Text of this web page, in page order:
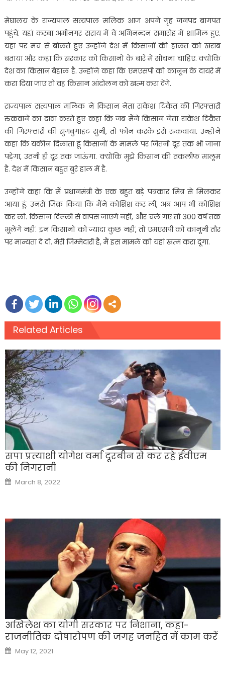
मेघालय के राज्यपाल सत्यपाल मलिक आज अपने गृह जनपद बागपत
पहुंचे. यहां कस्बा अमीनगर सराय में वे अभिनन्दन समारोह में शामिल हुए.
यहां पर मंच से बोलते हुए उन्होंने देश में किसानों की हालत को खराब
बताया और कहा कि सरकार को किसानों के बारे में सोचना चाहिए. क्योंकि
देश का किसान बेहाल है. उन्होंने कहा कि एमएसपी को कानून के दायरे में
करा दिया जाए तो वह किसान आंदोलन को खत्म करा देंगे.
राज्यपाल सत्यपाल मलिक ने किसान नेता राकेश टिकैत की गिरफ्तारी
रुकवाने का दावा करते हुए कहा कि जब मैंने किसान नेता राकेश टिकैत
की गिरफ्तारी की सुगबुगाहट सुनी, तो फोन करके इसे रुकवाया. उन्होंने
कहा कि यकीन दिलाता हूं किसानों के मामले पर जितनी दूर तक भी जाना
पड़ेगा, उतनी ही दूर तक जाऊंगा. क्योंकि मुझे किसान की तकलीफ मालूम
है. देश में किसान बहुत बुरे हाल में है.
उन्होंने कहा कि मैं प्रधानमंत्री के एक बहुत बड़े पत्रकार मित्र से मिलकर
आया हूं. उनसे जिक्र किया कि मैंने कोशिश कर ली, अब आप भी कोशिश
कर लो. किसान दिल्ली से वापस जाएंगे नहीं, और चले गए तो 300 वर्ष तक
भूलेंगे नहीं. इन किसानों को ज्यादा कुछ नहीं, तो एमएसपी को कानूनी तौर
पर मान्यता दे दो. मेरी जिम्मेदारी है, मैं इस मामले को यहां खत्म करा दूंगा.
Related Articles
सपा प्रत्याशी योगेश वर्मा दूरबीन से कर रहे ईवीएम
की निगरानी
Posted
on
March 8, 2022
अखि‍लेश का योगी सरकार पर न‍िशाना, कहा-
राजनीतिक दोषारोपण की जगह जनहित में काम करें
Posted
on
May 12, 2021